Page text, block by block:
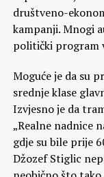
društveno-
kampanji. Mnogi
politički program
Moguće je da su
srednje klase
Izvjesno je da
„Realne nadnice
gdje su bile prije
Džozef Stiglic